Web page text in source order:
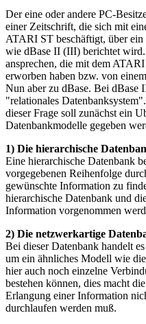
Der eine oder andere PC-
einer Zeitschrift, die sich mit
ATARI ST beschäftigt, über
wie dBase II (III) berichtet
ansprechen, die mit dem
erworben haben bzw. von
Nun aber zu dBase. Bei dBase
"relationales
dieser Frage soll zunächst ein
Datenbankmodelle gegeben
1) Die hierarchische
Eine hierarchische Datenbank
vorgegebenen Reihenfolge
gewünschte Information zu
hierarchische Datenbank und
Information vorgenommen
2) Die netzwerkartige
Bei dieser Datenbank handelt
um ein ähnliches Modell wie
hier auch noch einzelne
bestehen können, dies macht
Erlangung einer Information
durchlaufen werden muß.